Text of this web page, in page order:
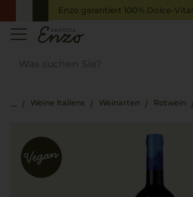
Enzo garantiert 100% Dolce-Vita!
Weine Italiens Weinarten Rotwein